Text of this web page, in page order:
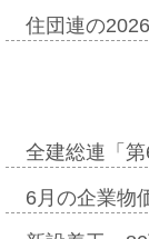
住団連の
全建総連「
6月の企業物